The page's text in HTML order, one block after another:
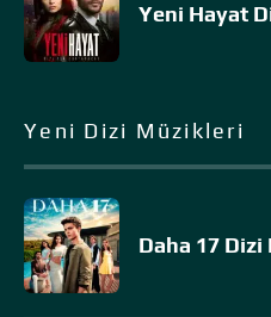
Yeni Hayat
Yeni Dizi Müzikleri
Daha 17